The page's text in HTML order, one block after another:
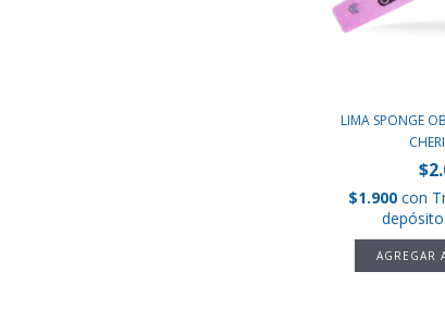
LIMA SPONGE
$1.900con